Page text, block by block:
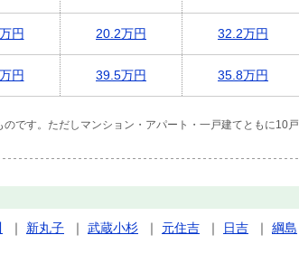
円 20.2万円 32.2万円
円 39.5万円 35.8万円
です。ただしマンション・アパート・一戸建てともに10戸
｜ 新丸子 ｜ 武蔵小杉 ｜ 元住吉 ｜ 日吉 ｜ 綱島